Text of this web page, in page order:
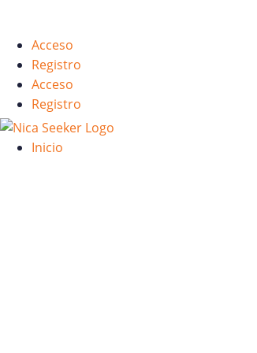
contentAcceso
Registro
Acceso
Registro
Inicio